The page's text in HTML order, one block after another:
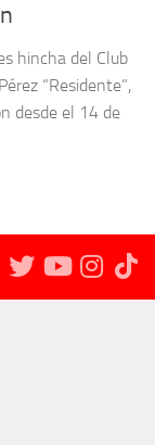
hincha del Club
“Residente”,
desde el 14 de